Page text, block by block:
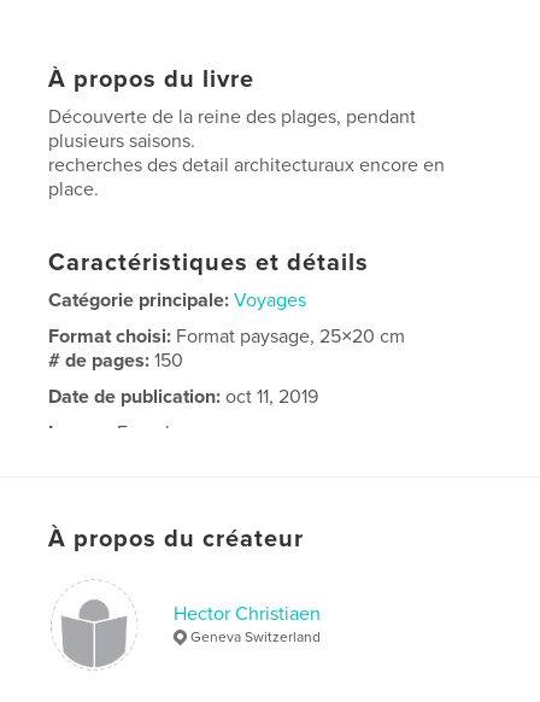
À propos du livre
Découverte de la reine des plages, pendant
plusieurs saisons.
recherches des detail architecturaux encore en
place.
Caractéristiques et détails
Catégorie principale: Voyages
Format choisi: Format paysage, 25×20 cm
# de pages:150
Date de publication: oct 11, 2019
Langue
French
À propos du créateur
Hector Christiaen
Geneva Switzerland